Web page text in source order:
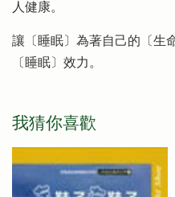
人健康。
讓〔睡眠〕為著自己的〔生
〔睡眠〕效力。
我猜你喜歡